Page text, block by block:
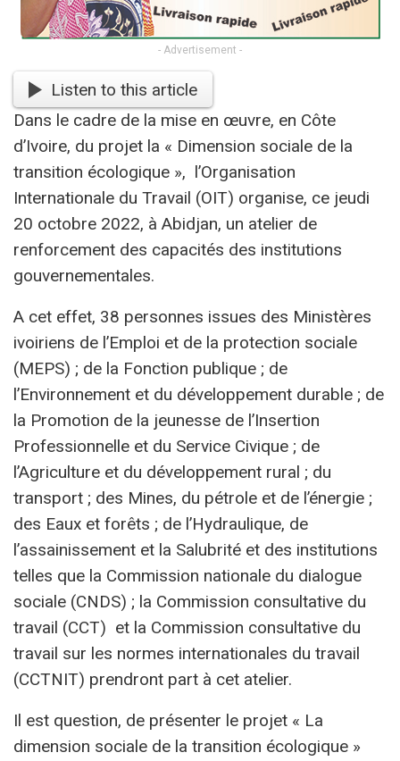
- Advertisement -
Listen to this article
Dans le cadre de la mise en œuvre, en Côte
d’Ivoire, du projet la « Dimension sociale de la
transition écologique », l’Organisation
Internationale du Travail (OIT) organise, ce jeudi
20 octobre 2022, à Abidjan, un atelier de
renforcement des capacités des institutions
gouvernementales.
A cet effet, 38 personnes issues des Ministères
ivoiriens de l’Emploi et de la protection sociale
(MEPS) ; de la Fonction publique ; de
l’Environnement et du développement durable ; de
la Promotion de la jeunesse de l’Insertion
Professionnelle et du Service Civique ; de
l’Agriculture et du développement rural ; du
transport ; des Mines, du pétrole et de l’énergie ;
des Eaux et forêts ; de l’Hydraulique, de
l’assainissement et la Salubrité et des institutions
telles que la Commission nationale du dialogue
sociale (CNDS) ; la Commission consultative du
travail (CCT) et la Commission consultative du
travail sur les normes internationales du travail
(CCTNIT) prendront part à cet atelier.
Il est question, de présenter le projet « La
dimension sociale de la transition écologique »